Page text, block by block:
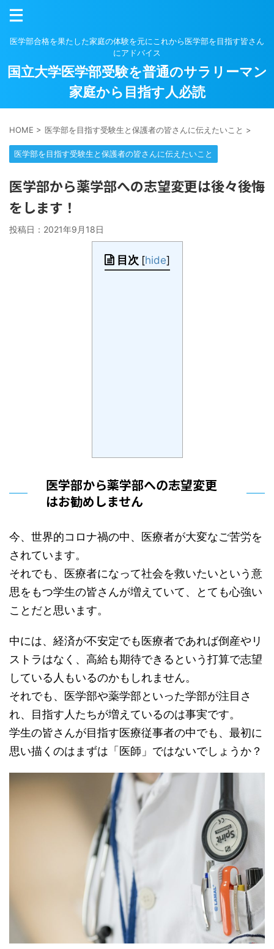
医学部合格を果たした家庭の体験を元にこれから医学部を目指す皆さん
にアドバイス
国立大学医学部受験を普通のサラリーマン
家庭から目指す人必読
HOME > 医学部を目指す受験生と保護者の皆さんに伝えたいこと >
医学部を目指す受験生と保護者の皆さんに伝えたいこと
医学部から薬学部への志望変更は後々後悔
をします！
投稿日： 2021年9月18日
目次 [hide]
医学部から薬学部への志望変更
はお勧めしません
今、世界的コロナ禍の中、医療者が大変なご苦労を
されています。
それでも、医療者になって社会を救いたいという意
思をもつ学生の皆さんが増えていて、とても心強い
ことだと思います。
中には、経済が不安定でも医療者であれば倒産やリ
ストラはなく、高給も期待できるという打算で志望
している人もいるのかもしれません。
それでも、医学部や薬学部といった学部が注目さ
れ、目指す人たちが増えているのは事実です。
学生の皆さんが目指す医療従事者の中でも、最初に
思い描くのはまずは「医師」ではないでしょうか？